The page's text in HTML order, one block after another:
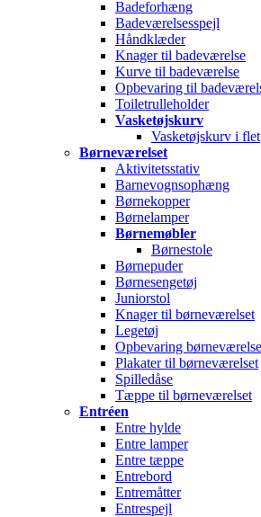
Badeforhæng
Badeværelsesspejl
Håndklæder
Knager til badeværelse
Kurve til badeværelse
Opbevaring til
Toiletrulleholder
Vasketøjskurv
Vasketøjskurv i flet
Børneværelset
Aktivitetsstativ
Barnevognsophæng
Børnekopper
Børnelamper
Børnemøbler
Børnestole
Børnepuder
Børnesengetøj
Juniorstol
Knager til børneværelset
Legetøj
Opbevaring børneværelse
Plakater til børneværelset
Spilledåse
Tæppe til børneværelset
Entréen
Entre hylde
Entre lamper
Entre tæppe
Entrebord
Entremåtter
Entrespejl